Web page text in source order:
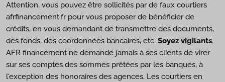
Attention, vous pouvez être sollicités par de faux courtiers
afrfinancement.fr pour vous proposer de bénéficier de
crédits, en vous demandant de transmettre des documents,
des fonds, des coordonnées bancaires, etc. Soyez vigilants.
AFR financement ne demande jamais à ses clients de virer
sur ses comptes des sommes prêtées par les banques, à
l'exception des honoraires des agences. Les courtiers en